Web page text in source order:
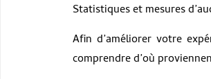
Statistiques et mesures
Afin d’améliorer votre
comprendre d’où